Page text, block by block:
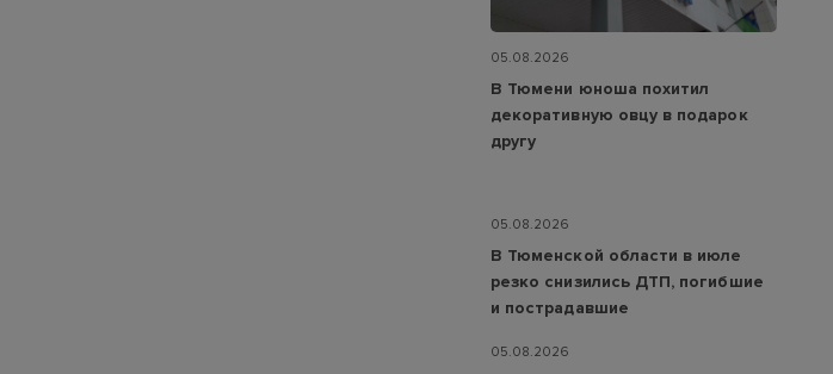
05.08.2026
В Тюмени юноша похитил
декоративную овцу в подарок
другу
05.08.2026
В Тюменской области в июле
резко снизились ДТП, погибшие
и пострадавшие
05.08.2026